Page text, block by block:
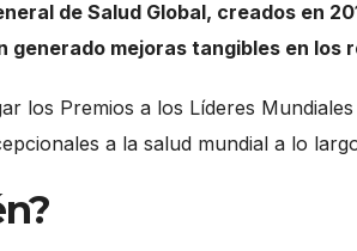
de Salud Global, creados en
generado mejoras tangibles en los
los Premios a los Líderes
a la salud mundial a lo